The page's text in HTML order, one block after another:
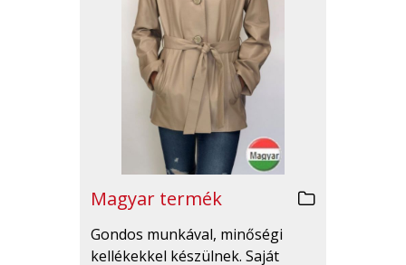
Magyar termék
Gondos munkával, minőségi
kellékekkel készülnek. Saját